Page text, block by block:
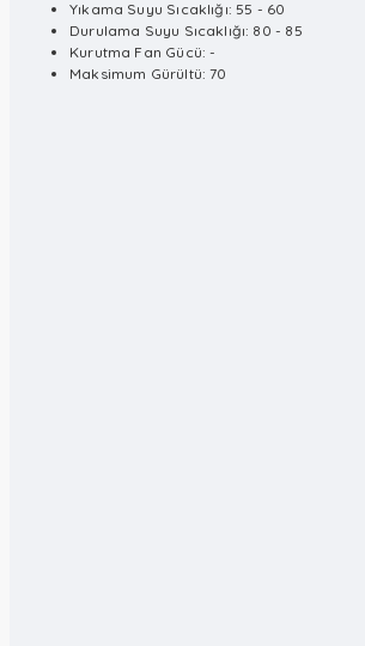
Yıkama Suyu Sıcaklığı: 55 - 60
Durulama Suyu Sıcaklığı: 80 - 85
Kurutma Fan Gücü: -
Maksimum Gürültü: 70